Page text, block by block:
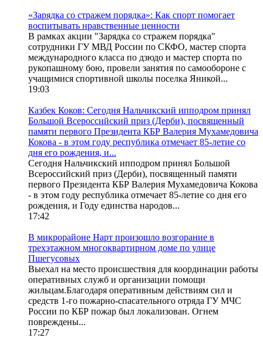
«Зарядка со стражем порядка»: Как спорт помогает
воспитывать нравственные ценности
В рамках акции "Зарядка со стражем порядка"
сотрудники ГУ МВД России по СКФО, мастер спорта
международного класса по дзюдо и мастер спорта по
рукопашному бою, провели занятия по самообороне с
учащимися спортивной школы поселка Яникой...
19:03
Казбек Коков: Сегодня Нальчикский ипподром принял
Большой Всероссийский приз (Дерби), посвященный
памяти первого Президента КБР Валерия Мухамедовича
Кокова - в этом году республика отмечает 85-летие со
дня его рождения, и...
Сегодня Нальчикский ипподром принял Большой
Всероссийский приз (Дерби), посвященный памяти
первого Президента КБР Валерия Мухамедовича Кокова
- в этом году республика отмечает 85-летие со дня его
рождения, и Году единства народов...
17:42
В микрорайоне Нарт произошло возгорание в
трехэтажном многоквартирном доме по улице
Пшегусовых
Выехал на место происшествия для координации работы
оперативных служб и организации помощи
жильцам.Благодаря оперативным действиям сил и
средств 1-го пожарно-спасательного отряда ГУ МЧС
России по КБР пожар был локализован. Огнем
повреждены...
17:27